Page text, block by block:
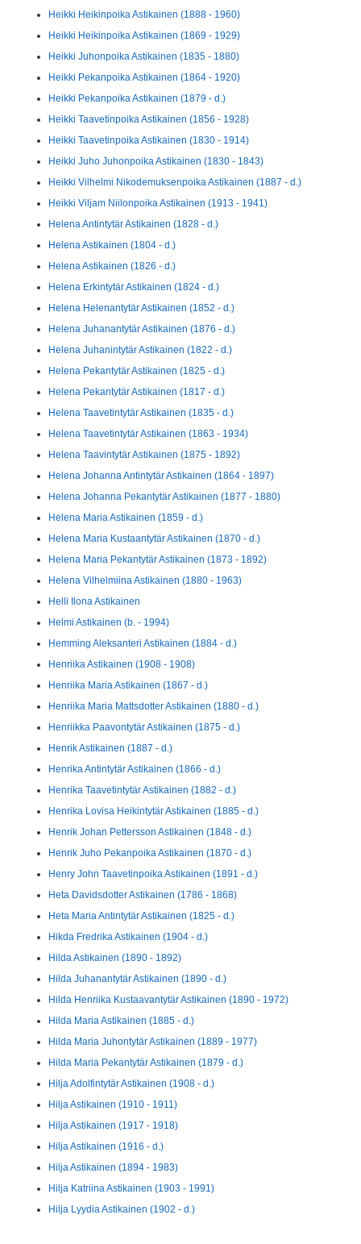
Heikki Heikinpoika Astikainen (1888 - 1960)
Heikki Heikinpoika Astikainen (1869 - 1929)
Heikki Juhonpoika Astikainen (1835 - 1880)
Heikki Pekanpoika Astikainen (1864 - 1920)
Heikki Pekanpoika Astikainen (1879 - d.)
Heikki Taavetinpoika Astikainen (1856 - 1928)
Heikki Taavetinpoika Astikainen (1830 - 1914)
Heikki Juho Juhonpoika Astikainen (1830 - 1843)
Heikki Vilhelmi Nikodemuksenpoika Astikainen (1887 - d.)
Heikki Viljam Niilonpoika Astikainen (1913 - 1941)
Helena Antintytär Astikainen (1828 - d.)
Helena Astikainen (1804 - d.)
Helena Astikainen (1826 - d.)
Helena Erkintytär Astikainen (1824 - d.)
Helena Helenantytär Astikainen (1852 - d.)
Helena Juhanantytär Astikainen (1876 - d.)
Helena Juhanintytär Astikainen (1822 - d.)
Helena Pekantytär Astikainen (1825 - d.)
Helena Pekantytär Astikainen (1817 - d.)
Helena Taavetintytär Astikainen (1835 - d.)
Helena Taavetintytär Astikainen (1863 - 1934)
Helena Taavintytär Astikainen (1875 - 1892)
Helena Johanna Antintytär Astikainen (1864 - 1897)
Helena Johanna Pekantytär Astikainen (1877 - 1880)
Helena Maria Astikainen (1859 - d.)
Helena Maria Kustaantytär Astikainen (1870 - d.)
Helena Maria Pekantytär Astikainen (1873 - 1892)
Helena Vilhelmiina Astikainen (1880 - 1963)
Helli Ilona Astikainen
Helmi Astikainen (b. - 1994)
Hemming Aleksanteri Astikainen (1884 - d.)
Henriika Astikainen (1908 - 1908)
Henriika Maria Astikainen (1867 - d.)
Henriika Maria Mattsdotter Astikainen (1880 - d.)
Henriikka Paavontytär Astikainen (1875 - d.)
Henrik Astikainen (1887 - d.)
Henrika Antintytär Astikainen (1866 - d.)
Henrika Taavetintytär Astikainen (1882 - d.)
Henrika Lovisa Heikintytär Astikainen (1885 - d.)
Henrik Johan Pettersson Astikainen (1848 - d.)
Henrik Juho Pekanpoika Astikainen (1870 - d.)
Henry John Taavetinpoika Astikainen (1891 - d.)
Heta Davidsdotter Astikainen (1786 - 1868)
Heta Maria Antintytär Astikainen (1825 - d.)
Hikda Fredrika Astikainen (1904 - d.)
Hilda Astikainen (1890 - 1892)
Hilda Juhanantytär Astikainen (1890 - d.)
Hilda Henriika Kustaavantytär Astikainen (1890 - 1972)
Hilda Maria Astikainen (1885 - d.)
Hilda Maria Juhontytär Astikainen (1889 - 1977)
Hilda Maria Pekantytär Astikainen (1879 - d.)
Hilja Adolfintytär Astikainen (1908 - d.)
Hilja Astikainen (1910 - 1911)
Hilja Astikainen (1917 - 1918)
Hilja Astikainen (1916 - d.)
Hilja Astikainen (1894 - 1983)
Hilja Katriina Astikainen (1903 - 1991)
Hilja Lyydia Astikainen (1902 - d.)